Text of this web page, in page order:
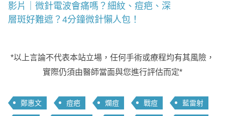
影片｜微針電波會痛嗎？細紋、痘疤、深
層斑好難遮？4分鐘微針懶人包！
*以上言論不代表本站立場，任何手術或療程均有其風險，
實際仍須由醫師當面與您進行評估而定*
鄭惠文 痘疤 爛痘 戰痘 藍雷射